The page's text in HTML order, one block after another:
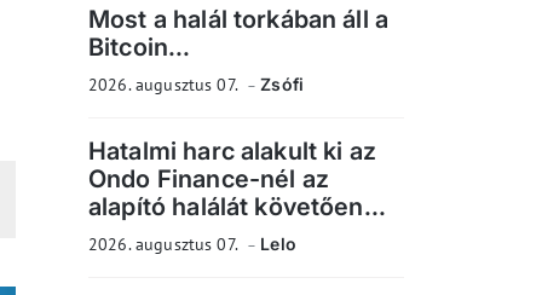
Most a halál torkában áll a
Bitcoin...
2026. augusztus 07. Zsófi
Hatalmi harc alakult ki az
Ondo Finance-nél az
alapító halálát követően...
2026. augusztus 07. Lelo